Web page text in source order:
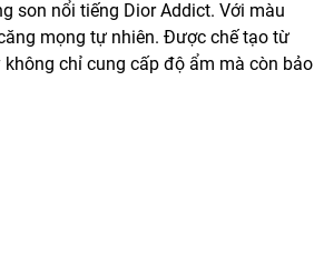
son nổi tiếng Dior Addict. Với màu
mọng tự nhiên. Được chế tạo từ
chỉ cung cấp độ ẩm mà còn bảo